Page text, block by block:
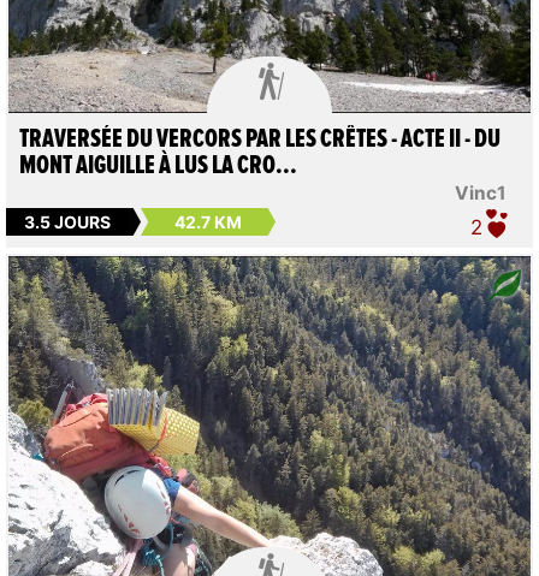

Vinc1
TRAVERSÉE DU VERCORS PAR LES CRÊTES - ACTE II - DU
MONT AIGUILLE À LUS LA CRO...
3.5 JOURS 42.7 KM 2